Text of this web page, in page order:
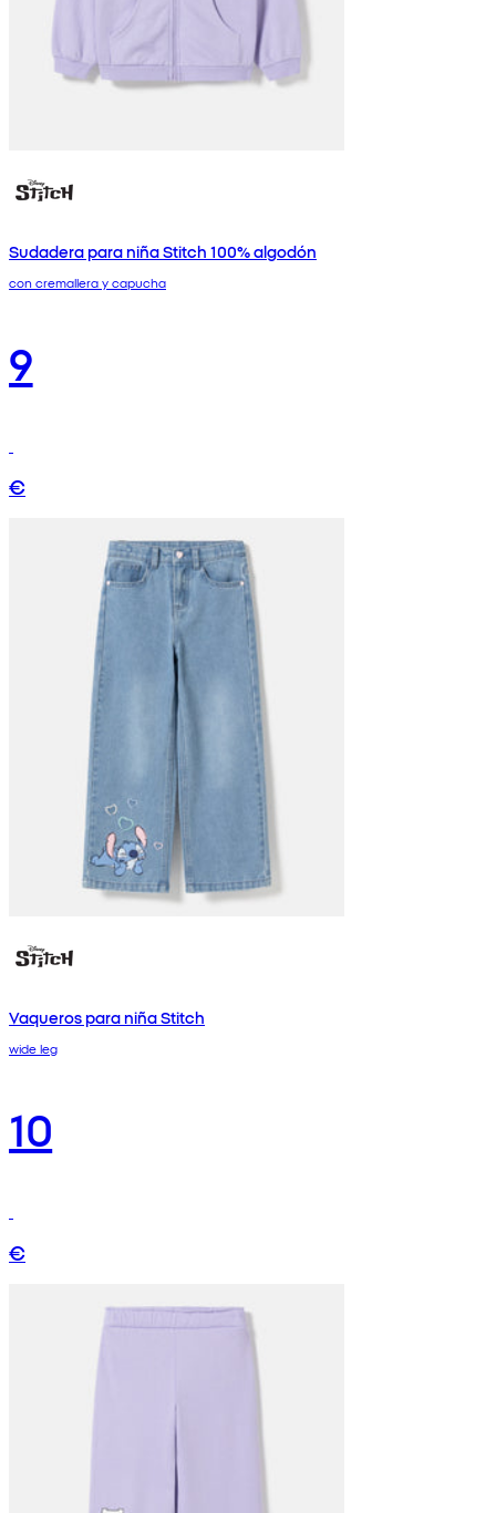
Sudadera para niña Stitch 100% algodón
con cremallera y capucha
9
€
Vaqueros para niña Stitch
wide leg
10
€